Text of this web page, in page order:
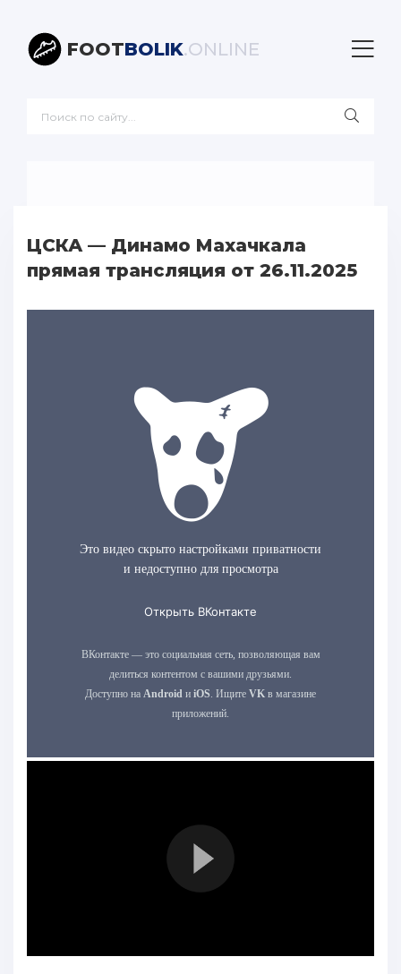
FOOTBOLIK.ONLINE
ЦСКА — Динамо Махачкала
прямая трансляция от 26.11.2025